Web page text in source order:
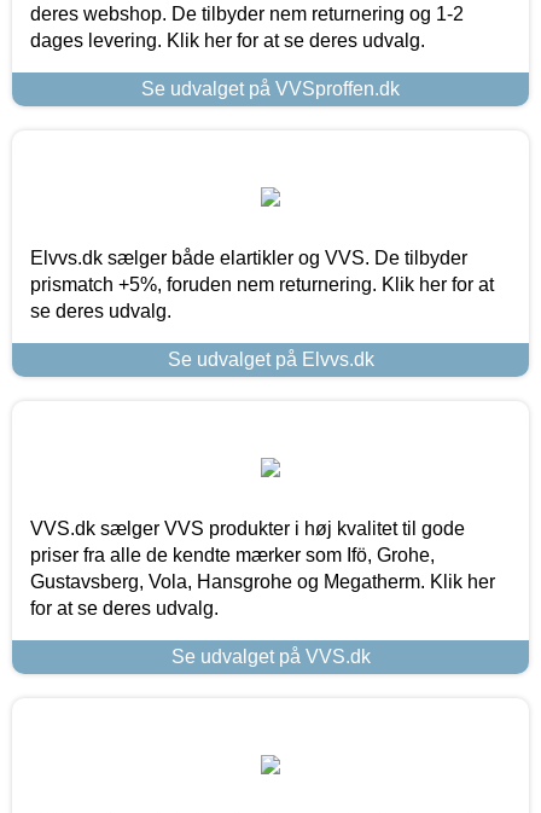
deres webshop. De tilbyder nem returnering og 1-2
dages levering. Klik her for at se deres udvalg.
Se udvalget på VVSproffen.dk
Elvvs.dk sælger både elartikler og VVS. De tilbyder
prismatch +5%, foruden nem returnering. Klik her for at
se deres udvalg.
Se udvalget på Elvvs.dk
VVS.dk sælger VVS produkter i høj kvalitet til gode
priser fra alle de kendte mærker som Ifö, Grohe,
Gustavsberg, Vola, Hansgrohe og Megatherm. Klik her
for at se deres udvalg.
Se udvalget på VVS.dk